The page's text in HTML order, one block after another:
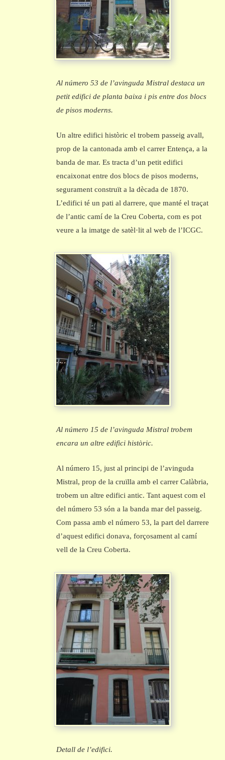
Al número 53 de l’avinguda Mistral destaca un
petit edifici de planta baixa i pis entre dos blocs
de pisos moderns.
Un altre edifici històric el trobem passeig avall,
prop de la cantonada amb el carrer Entença, a la
banda de mar. Es tracta d’un petit edifici
encaixonat entre dos blocs de pisos moderns,
segurament construït a la dècada de 1870.
L’edifici té un pati al darrere, que manté el traçat
de l’antic camí de la Creu Coberta, com es pot
veure a la imatge de satèl·lit al web de l’ICGC.
Al número 15 de l’avinguda Mistral trobem
encara un altre edifici històric.
Al número 15, just al principi de l’avinguda
Mistral, prop de la cruïlla amb el carrer Calàbria,
trobem un altre edifici antic. Tant aquest com el
del número 53 són a la banda mar del passeig.
Com passa amb el número 53, la part del darrere
d’aquest edifici donava, forçosament al camí
vell de la Creu Coberta.
Detall de l’edifici.